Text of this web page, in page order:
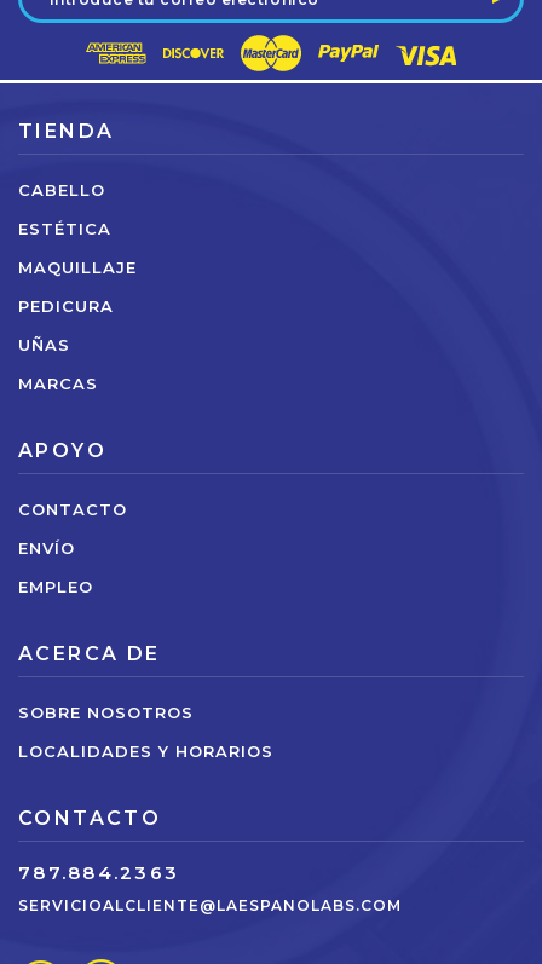
de
electrónico
TIENDA
CABELLO
ESTÉTICA
MAQUILLAJE
PEDICURA
UÑAS
MARCAS
APOYO
CONTACTO
ENVÍO
EMPLEO
ACERCA DE
SOBRE NOSOTROS
LOCALIDADES Y HORARIOS
CONTACTO
787.884.2363
SERVICIOALCLIENTE@LAESPANOLABS.COM